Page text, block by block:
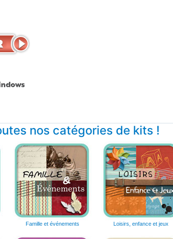
nos catégories de kits !
Famille et événements Loisirs, enfance et jeux